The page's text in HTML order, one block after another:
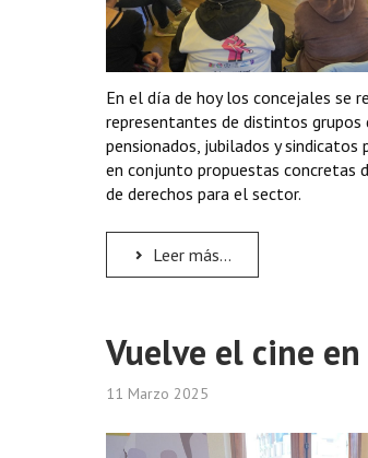
En el día de hoy los concejales se
representantes de distintos grupos
pensionados, jubilados y sindicatos
en conjunto propuestas concretas
de derechos para el sector.
Leer más...
Vuelve el cine
11 Marzo 2025